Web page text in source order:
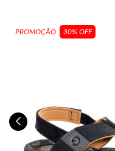
PROMOÇÃO 30% OFF